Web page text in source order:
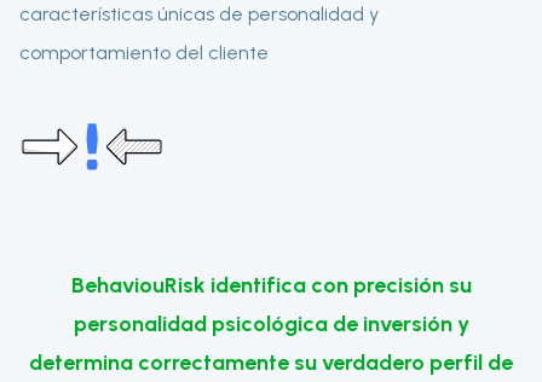
características únicas de personalidad y
comportamiento del cliente
BehaviouRisk identifica con precisión su
personalidad psicológica de inversión y
determina correctamente su verdadero perfil de